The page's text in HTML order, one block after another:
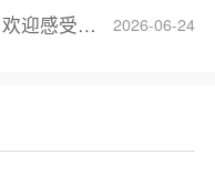
2026-06-24
的真实中国